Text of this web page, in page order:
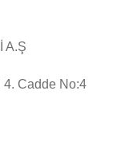
A.Ş
Cadde No:4